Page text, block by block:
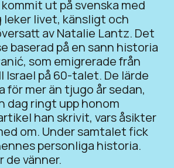
ut på svenska med
livet, känsligt och
av Natalie Lantz. Det
baserad på en sann historia
som emigrerade från
Israel på 60-talet. De lärde
för mer än tjugo år sedan,
dag ringt upp honom
han skrivit, vars åsikter
om. Under samtalet fick
personliga historia.
de vänner.